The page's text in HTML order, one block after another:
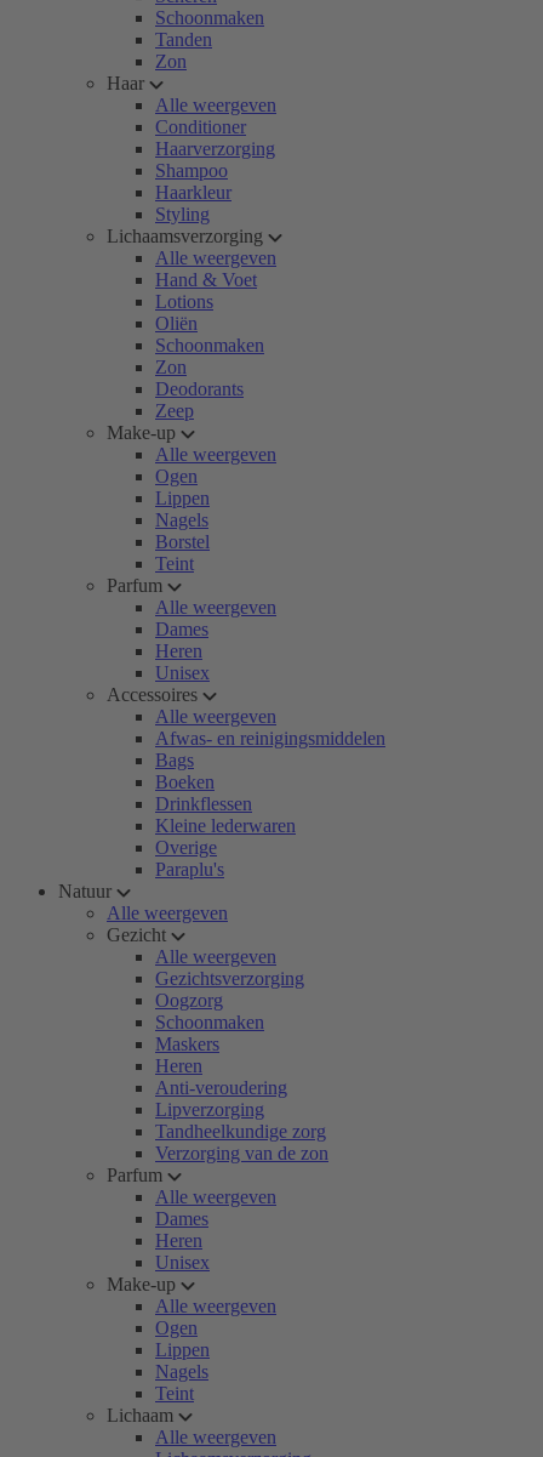
Schoonmaken
Tanden
Zon
Haar
Alle weergeven
Conditioner
Haarverzorging
Shampoo
Haarkleur
Styling
Lichaamsverzorging
Alle weergeven
Hand & Voet
Lotions
Oliën
Schoonmaken
Zon
Deodorants
Zeep
Make-up
Alle weergeven
Ogen
Lippen
Nagels
Borstel
Teint
Parfum
Alle weergeven
Dames
Heren
Unisex
Accessoires
Alle weergeven
Afwas- en reinigingsmiddelen
Bags
Boeken
Drinkflessen
Kleine lederwaren
Overige
Paraplu's
Natuur
Alle weergeven
Gezicht
Alle weergeven
Gezichtsverzorging
Oogzorg
Schoonmaken
Maskers
Heren
Anti-veroudering
Lipverzorging
Tandheelkundige zorg
Verzorging van de zon
Parfum
Alle weergeven
Dames
Heren
Unisex
Make-up
Alle weergeven
Ogen
Lippen
Nagels
Teint
Lichaam
Alle weergeven